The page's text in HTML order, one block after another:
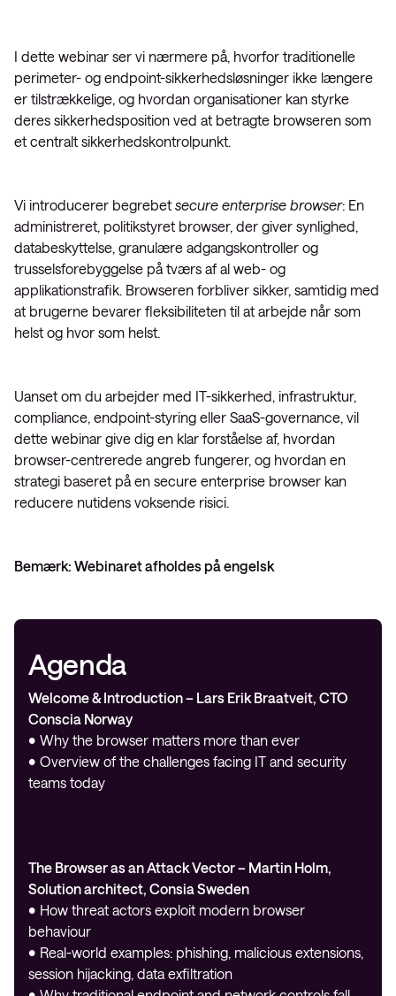
I dette webinar ser vi nærmere på, hvorfor traditionelle
perimeter- og endpoint-sikkerhedsløsninger ikke længere
er tilstrækkelige, og hvordan organisationer kan styrke
deres sikkerhedsposition ved at betragte browseren som
et centralt sikkerhedskontrolpunkt.
Vi introducerer begrebet secure enterprise browser: En
administreret, politikstyret browser, der giver synlighed,
databeskyttelse, granulære adgangskontroller og
trusselsforebyggelse på tværs af al web- og
applikationstrafik. Browseren forbliver sikker, samtidig med
at brugerne bevarer fleksibiliteten til at arbejde når som
helst og hvor som helst.
Uanset om du arbejder med IT-sikkerhed, infrastruktur,
compliance, endpoint-styring eller SaaS-governance, vil
dette webinar give dig en klar forståelse af, hvordan
browser-centrerede angreb fungerer, og hvordan en
strategi baseret på en secure enterprise browser kan
reducere nutidens voksende risici.
Bemærk: Webinaret afholdes på engelsk
Agenda
Welcome & Introduction – Lars Erik Braatveit, CTO
Conscia Norway
• Why the browser matters more than ever
• Overview of the challenges facing IT and security
teams today
The Browser as an Attack Vector – Martin Holm,
Solution architect, Consia Sweden
• How threat actors exploit modern browser
behaviour
• Real-world examples: phishing, malicious extensions,
session hijacking, data exfiltration